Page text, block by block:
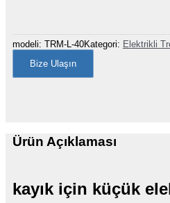
modeli: TRM-L-40Kategori: Elektrikli
Bize Ulaşın
Ürün Açıklaması
kayık için küçük